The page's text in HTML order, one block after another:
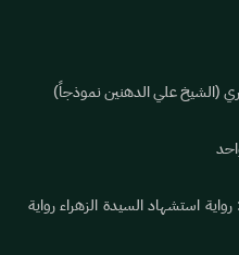
(الشيخ علي الدهنين نموذجاً)
استشهاد السيدة الزهراء رواية